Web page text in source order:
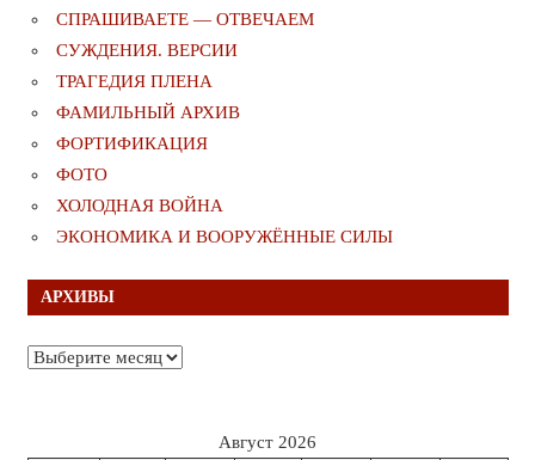
СПРАШИВАЕТЕ — ОТВЕЧАЕМ
СУЖДЕНИЯ. ВЕРСИИ
ТРАГЕДИЯ ПЛЕНА
ФАМИЛЬНЫЙ АРХИВ
ФОРТИФИКАЦИЯ
ФОТО
ХОЛОДНАЯ ВОЙНА
ЭКОНОМИКА И ВООРУЖЁННЫЕ СИЛЫ
АРХИВЫ
Архивы
Август 2026